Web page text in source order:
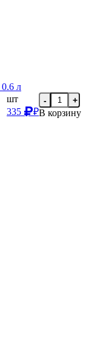
0.6 л
шт
335
₽
- +
В корзину